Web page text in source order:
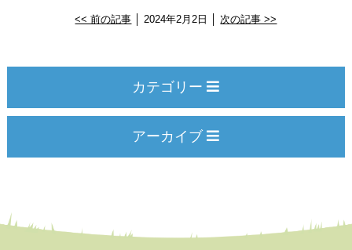
<< 前の記事 │ 2024年2月2日 │次の記事 >>
カテゴリー
アーカイブ